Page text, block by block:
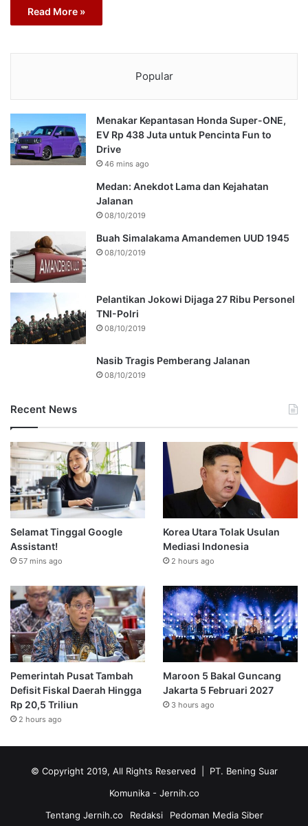
Read More »
Popular
Menakar Kepantasan Honda Super-ONE,
EV Rp 438 Juta untuk Pencinta Fun to
Drive
46 mins ago
Medan: Anekdot Lama dan Kejahatan
Jalanan
08/10/2019
Buah Simalakama Amandemen UUD 1945
08/10/2019
Pelantikan Jokowi Dijaga 27 Ribu Personel
TNI-Polri
08/10/2019
Nasib Tragis Pemberang Jalanan
08/10/2019
Recent News
Selamat Tinggal Google
Assistant!
57 mins ago
Korea Utara Tolak Usulan
Mediasi Indonesia
2 hours ago
Pemerintah Pusat Tambah
Defisit Fiskal Daerah Hingga
Rp 20,5 Triliun
2 hours ago
Maroon 5 Bakal Guncang
Jakarta 5 Februari 2027
3 hours ago
© Copyright 2019, All Rights Reserved | PT. Bening Suar
Komunika - Jernih.co
Tentang Jernih.co
Redaksi Pedoman Media Siber